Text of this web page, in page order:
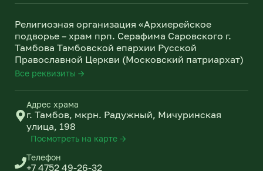
i
k
i
Религиозная организация «Архиерейское
подворье – храм прп. Серафима Саровского г.
Тамбова Тамбовской епархии Русской
Православной Церкви (Московский патриархат)
Все реквизиты →
Адрес храма
г. Тамбов, мкрн. Радужный, Мичуринская
улица, 198
Посмотреть на карте →
Телефон
+7 4752 49-26-32